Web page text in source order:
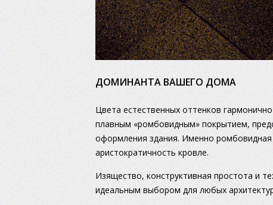
ДОМИНАНТА ВАШЕГО ДОМА
Цвета естественных оттенков
плавным «ромбовидным» покрытием,
оформления здания. Именно
аристократичность кровле.
Изящество, конструктивная простота и
идеальным выбором для любых